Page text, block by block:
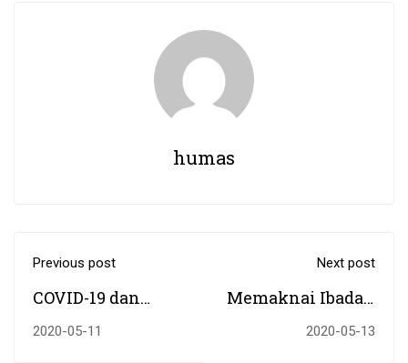
humas
Previous post
COVID-19 dan
Narasi Agama
2020-05-11
Next post
Memaknai Ibadah
Puasa di Tengah
2020-05-13